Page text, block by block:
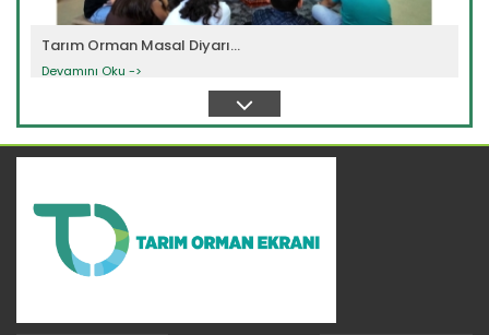
Tarım Orman Masal Diyarı...
Devamını Oku ->